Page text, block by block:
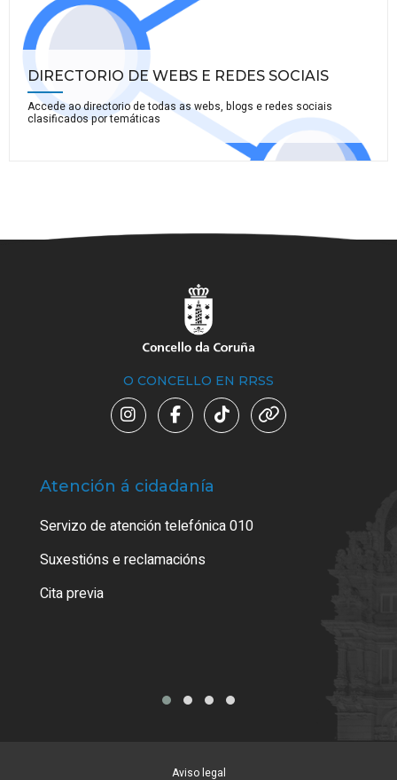
DIRECTORIO DE WEBS E REDES SOCIAIS
Accede ao directorio de todas as webs, blogs e redes sociais
clasificados por temáticas
O CONCELLO EN RRSS
Atención á cidadanía
Servizo de atención telefónica 010
Suxestións e reclamacións
Cita previa
Aviso legal